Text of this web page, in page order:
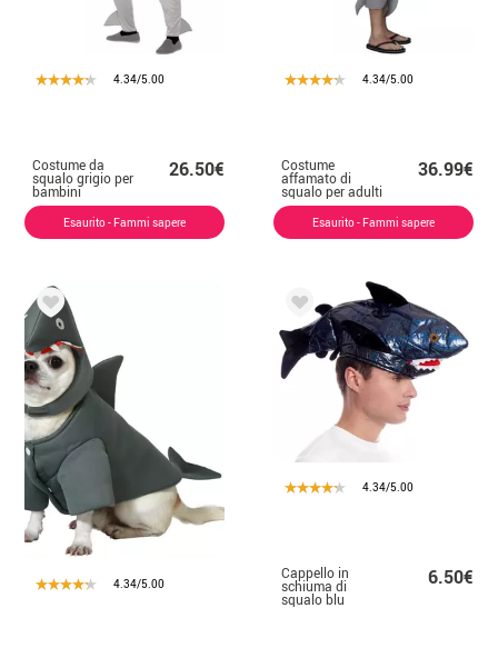
4.34/5.00
Costume da
squalo grigio per
bambini
26.50€
Esaurito - Fammi sapere
4.34/5.00
Costume
affamato di
squalo per adulti
36.99€
Esaurito - Fammi sapere
4.34/5.00
4.34/5.00
Cappello in
schiuma di
squalo blu
6.50€